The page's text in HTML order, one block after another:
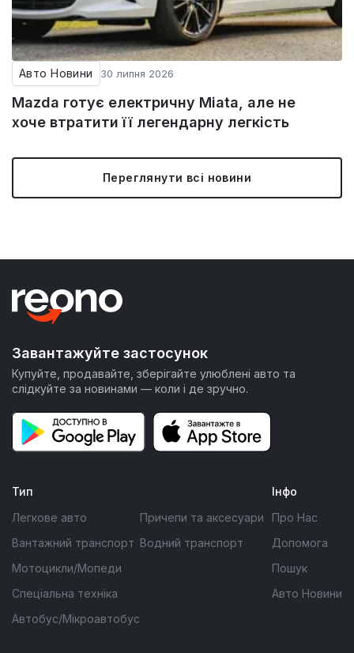
Авто Новини 30 липня 2026
Mazda готує електричну Miata, але не
хоче втратити її легендарну легкість
Переглянути всі новини
Завантажуйте застосунок
Купуйте, продавайте, зберігайте улюблені авто та
слідкуйте за новинами — коли і де зручно.
Тип
Легкове авто
Вантажний транспорт
Мотоцикли/Мопеди
Спеціальна техніка
Автобус/Мікроавтобус
Причепи та аксесуари
Водний транспорт
Інфо
Про Нас
Допомога
Пошук
Авто Новини